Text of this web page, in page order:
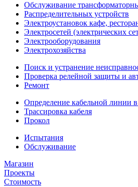
Обслуживание
Распределительных устройств
Электроустановок кафе,
Электросетей (электрических
Электрооборудования
Электрохозяйства
Поиск и устранение
Проверка релейной защиты и
Ремонт
Определение кабельной линии
Трассировка кабеля
Прокол
Испытания
Обслуживание
Магазин
Проекты
Стоимость